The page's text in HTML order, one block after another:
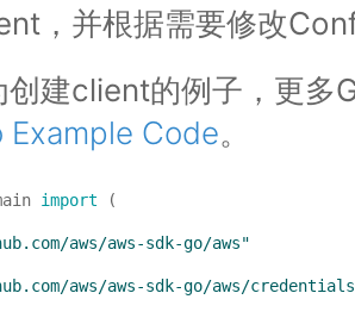
，并根据需要修改
创建client的例子，更多
Example Code。
import
aws/aws-sdk-go/aws"
aws/aws-sdk-go/aws/